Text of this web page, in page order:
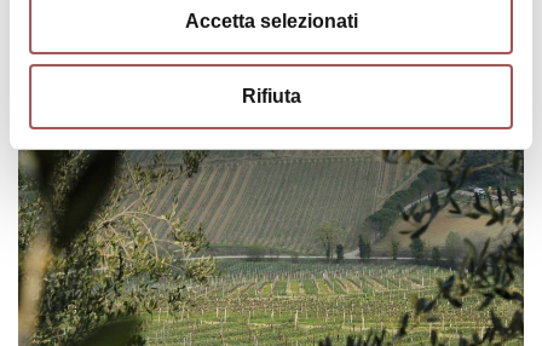
Accetta selezionati
Rifiuta